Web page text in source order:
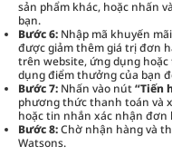
sản phẩm khác, hoặc nhấn
bạn.
Bước 6: Nhập mã khuyến
được giảm thêm giá trị đơn
trên website, ứng dụng hoặc
dụng điểm thưởng của bạn
Bước 7: Nhấn vào nút“Tiến
phương thức thanh toán và
hoặc tin nhắn xác nhận đơn
Bước 8:Chờ nhận hàng và
Watsons.